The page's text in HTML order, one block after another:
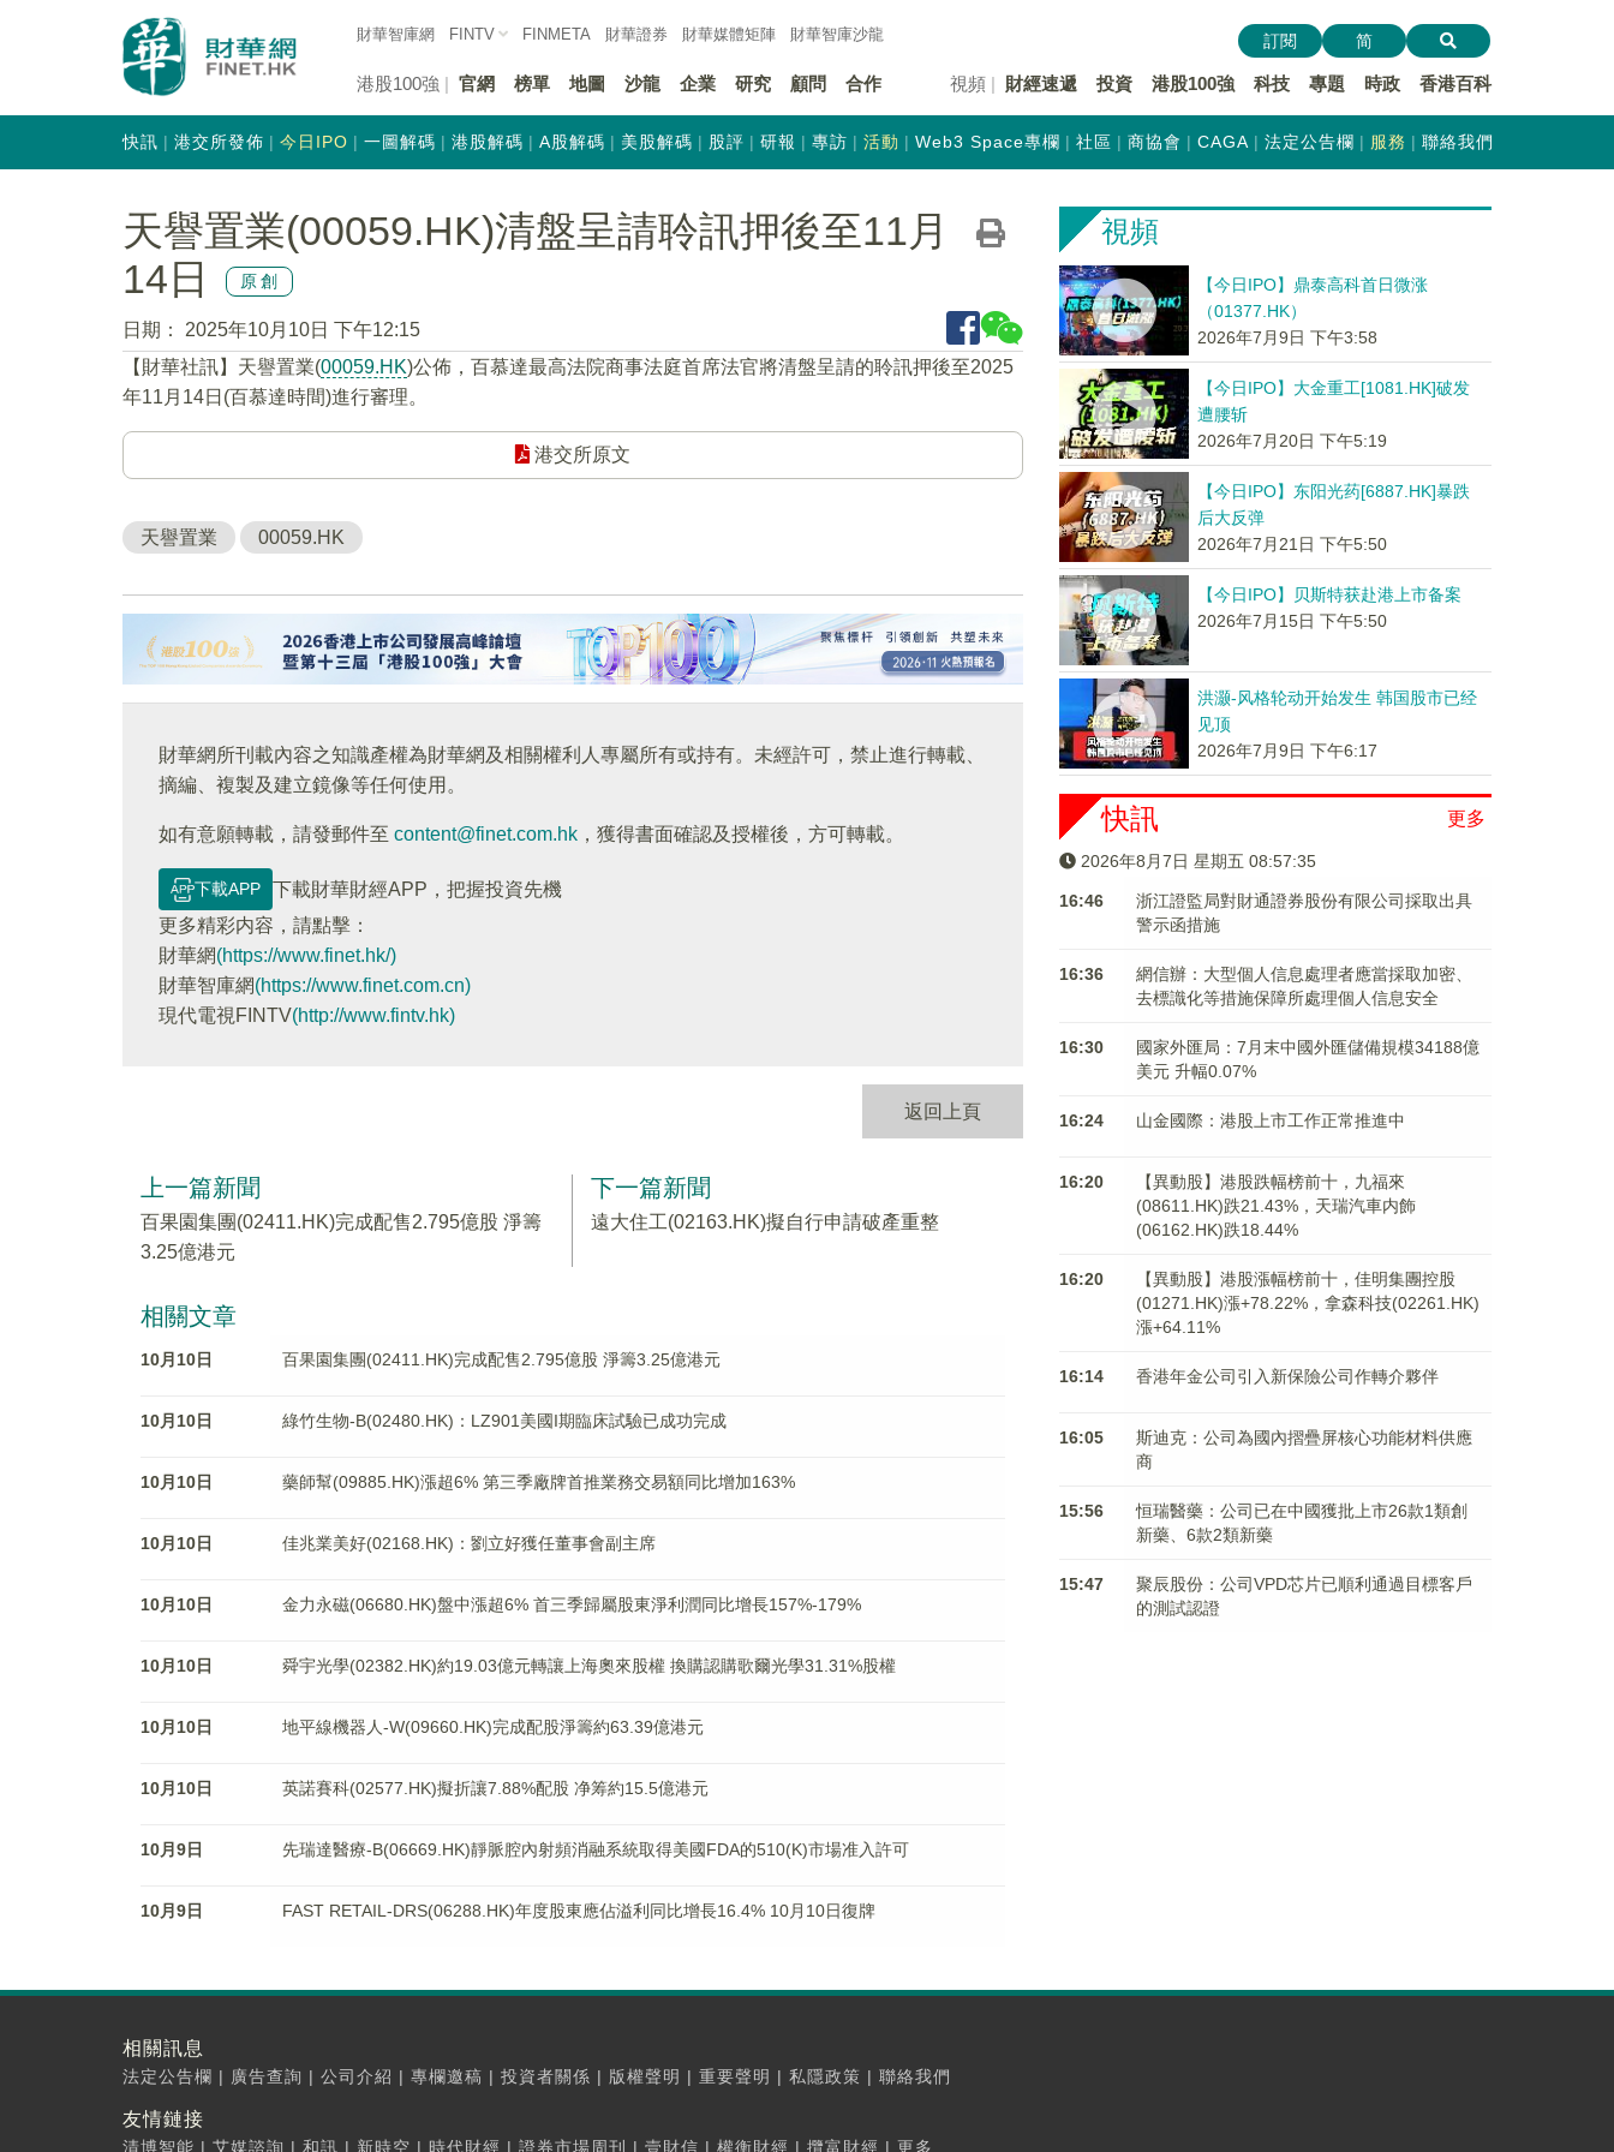
財華智庫網 FINTV FINMETA 財華證券 財華媒體矩陣 財華智庫沙龍
港股100強 官網 榜單 地圖 沙龍 企業 研究 顧問 合作 視頻 財經速遞 投資 港股100強 科技 專題 時政 香港百科
訂閱 简
快訊 港交所發佈 今日IPO 一圖解碼 港股解碼 A股解碼 美股解碼 股評 研報 專訪 活動 Web3 Space專欄 社區 商協會 CAGA 法定公告欄 服務 聯絡我們
天譽置業(00059.HK)清盤呈請聆訊押後至11月
14日
原創
日期：
2025年10月10日 下午12:15
【財華社訊】天譽置業(00059.HK)公佈，百慕達最高法院商事法庭首席法官將清盤呈請的聆訊押後至2025
年11月14日(百慕達時間)進行審理。
港交所原文
天譽置業 00059.HK
財華網所刊載內容之知識產權為財華網及相關權利人專屬所有或持有。未經許可，禁止進行轉載、
摘編、複製及建立鏡像等任何使用。
如有意願轉載，請發郵件至 content@finet.com.hk ，獲得書面確認及授權後，方可轉載。
下載APP
下載財華財經APP，把握投資先機
更多精彩内容，請點擊：
財華網(https://www.finet.hk/)
財華智庫網(https://www.finet.com.cn)
現代電視FINTV(http://www.fintv.hk)
返回上頁
上一篇新聞
百果園集團(02411.HK)完成配售2.795億股 淨籌
3.25億港元
下一篇新聞
遠大住工(02163.HK)擬自行申請破產重整
相關文章
10月10日 百果園集團(02411.HK)完成配售2.795億股 淨籌3.25億港元
10月10日 綠竹生物-B(02480.HK)：LZ901美國I期臨床試驗已成功完成
10月10日 藥師幫(09885.HK)漲超6% 第三季廠牌首推業務交易額同比增加163%
10月10日 佳兆業美好(02168.HK)：劉立好獲任董事會副主席
10月10日 金力永磁(06680.HK)盤中漲超6% 首三季歸屬股東淨利潤同比增長157%-179%
10月10日 舜宇光學(02382.HK)約19.03億元轉讓上海奧來股權 換購認購歌爾光學31.31%股權
10月10日 地平線機器人-W(09660.HK)完成配股淨籌約63.39億港元
10月10日 英諾賽科(02577.HK)擬折讓7.88%配股 净筹約15.5億港元
10月9日 先瑞達醫療-B(06669.HK)靜脈腔內射頻消融系統取得美國FDA的510(K)市場准入許可
10月9日 FAST RETAIL-DRS(06288.HK)年度股東應佔溢利同比增長16.4% 10月10日復牌
視頻
【今日IPO】鼎泰高科首日微涨
（01377.HK）
2026年7月9日 下午3:58
【今日IPO】大金重工[1081.HK]破发
遭腰斩
2026年7月20日 下午5:19
【今日IPO】东阳光药[6887.HK]暴跌
后大反弹
2026年7月21日 下午5:50
【今日IPO】贝斯特获赴港上市备案
2026年7月15日 下午5:50
洪灏-风格轮动开始发生 韩国股市已经
见顶
2026年7月9日 下午6:17
更多
快訊
2026年8月7日 星期五 08:57:35
16:46
浙江證監局對財通證券股份有限公司採取出具
警示函措施
16:36
網信辦：大型個人信息處理者應當採取加密、
去標識化等措施保障所處理個人信息安全
16:30
國家外匯局：7月末中國外匯儲備規模34188億
美元 升幅0.07%
16:24 山金國際：港股上市工作正常推進中
16:20
【異動股】港股跌幅榜前十，九福來
(08611.HK)跌21.43%，天瑞汽車内飾
(06162.HK)跌18.44%
16:20
【異動股】港股漲幅榜前十，佳明集團控股
(01271.HK)漲+78.22%，拿森科技(02261.HK)
漲+64.11%
16:14 香港年金公司引入新保險公司作轉介夥伴
16:05
斯迪克：公司為國內摺疊屏核心功能材料供應
商
15:56
恒瑞醫藥：公司已在中國獲批上市26款1類創
新藥、6款2類新藥
15:47
聚辰股份：公司VPD芯片已順利通過目標客戶
的測試認證
相關訊息
法定公告欄 | 廣告查詢 | 公司介紹 | 專欄邀稿 | 投資者關係 | 版權聲明 | 重要聲明 | 私隱政策 | 聯絡我們
友情鏈接
清博智能 | 艾媒諮詢 | 和訊 | 新時空 | 時代財經 | 證券市場周刊 | 壹財信 | 權衡財經 | 攬富財經 | 更多...